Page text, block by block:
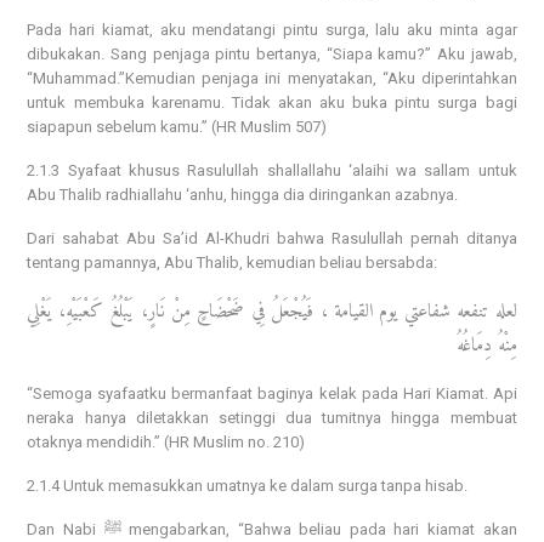
Pada hari kiamat, aku mendatangi pintu surga, lalu aku minta agar
dibukakan. Sang penjaga pintu bertanya, “Siapa kamu?” Aku jawab,
“Muhammad.”Kemudian penjaga ini menyatakan, “Aku diperintahkan
untuk membuka karenamu. Tidak akan aku buka pintu surga bagi
siapapun sebelum kamu.” (HR Muslim 507)
2.1.3 Syafaat khusus Rasulullah shallallahu ‘alaihi wa sallam untuk
Abu Thalib radhiallahu ‘anhu, hingga dia diringankan azabnya.
Dari sahabat Abu Sa’id Al-Khudri bahwa Rasulullah pernah ditanya
tentang pamannya, Abu Thalib, kemudian beliau bersabda:
لعله تنفعه شفاعتي يوم القيامة ، فَيُجْعَلُ فِي ضَحْضَاحٍ مِنْ نَارٍ، يَبْلُغُ كَعْبَيْهِ، يَغْلِي
مِنْهُ دِمَاغُهُ
“Semoga syafaatku bermanfaat baginya kelak pada Hari Kiamat. Api
neraka hanya diletakkan setinggi dua tumitnya hingga membuat
otaknya mendidih.” (HR Muslim no. 210)
2.1.4 Untuk memasukkan umatnya ke dalam surga tanpa hisab.
Dan Nabi ﷺ mengabarkan, “Bahwa beliau pada hari kiamat akan